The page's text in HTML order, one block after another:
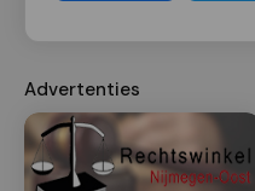
Advertenties